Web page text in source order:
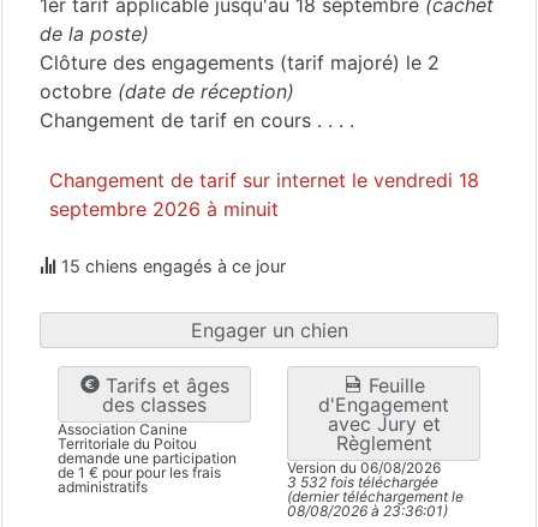
de la poste)
Clôture des engagements (tarif majoré) le 2
octobre (date de réception)
Changement de tarif en cours . . . .
Changement de tarif sur internet le vendredi 18
septembre 2026 à minuit
15 chiens engagés à ce jour
Engager un chien
Tarifs et âges
des classes
Association Canine
Territoriale du Poitou
demande une participation
de 1 € pour pour les frais
administratifs
Feuille
d'Engagement
avec Jury et
Règlement
Version du 06/08/2026
3 532 fois téléchargée
(dernier téléchargement le
08/08/2026 à 23:36:01)